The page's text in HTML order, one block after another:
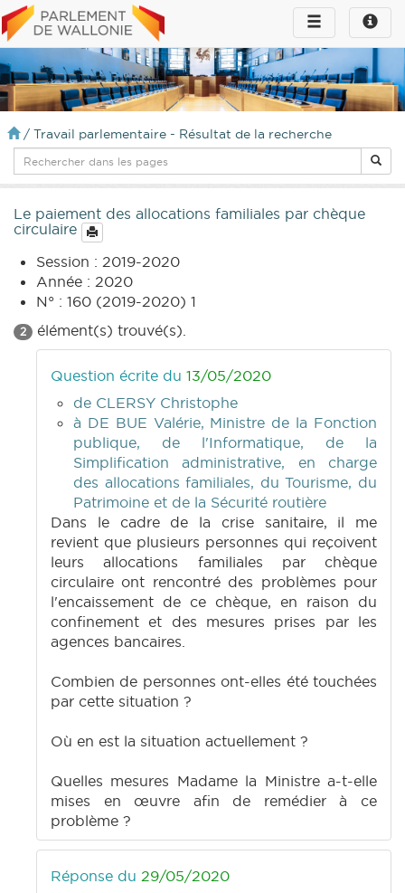
Toggle
infos
Toggle
navigation
/ Travail parlementaire - Résultat de la recherche
Le paiement des allocations familiales par chèque
circulaire
Session : 2019-2020
Année : 2020
N° : 160 (2019-2020) 1
2 élément(s) trouvé(s).
Question écrite du 13/05/2020
de CLERSY Christophe
à DE BUE Valérie, Ministre de la Fonction
publique, de l'Informatique, de la
Simplification administrative, en charge
des allocations familiales, du Tourisme, du
Patrimoine et de la Sécurité routière
Dans le cadre de la crise sanitaire, il me
revient que plusieurs personnes qui reçoivent
leurs allocations familiales par chèque
circulaire ont rencontré des problèmes pour
l'encaissement de ce chèque, en raison du
confinement et des mesures prises par les
agences bancaires.
Combien de personnes ont-elles été touchées
par cette situation ?
Où en est la situation actuellement ?
Quelles mesures Madame la Ministre a-t-elle
mises en œuvre afin de remédier à ce
problème ?
Réponse du 29/05/2020